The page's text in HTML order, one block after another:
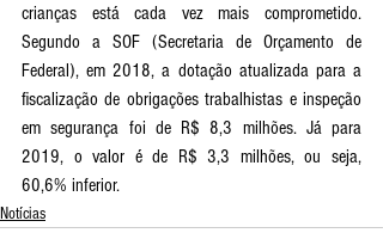
crianças está cada vez mais comprometido.
Segundo a SOF (Secretaria de Orçamento de
Federal), em 2018, a dotação atualizada para a
fiscalização de obrigações trabalhistas e inspeção
em segurança foi de R$ 8,3 milhões. Já para
2019, o valor é de R$ 3,3 milhões, ou seja,
60,6% inferior.
Notícias